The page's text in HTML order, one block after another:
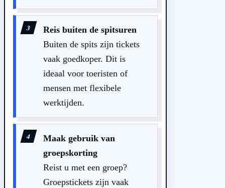
Reis buiten de spitsuren
Buiten de spits zijn tickets
vaak goedkoper. Dit is
ideaal voor toeristen of
mensen met flexibele
werktijden.
Maak gebruik van
groepskorting
Reist u met een groep?
Groepstickets zijn vaak